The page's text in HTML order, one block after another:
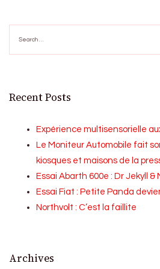
for:
Recent Posts
Expérience multisensorielle
Le Moniteur Automobile fait
kiosques et maisons de la
Essai Abarth 600e : Dr Jekyll &
Essai Fiat : Petite Panda
Northvolt : C’est la faillite
Archives